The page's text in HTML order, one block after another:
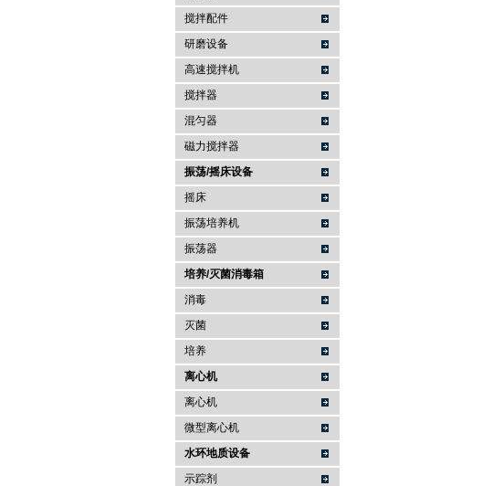
搅拌配件
研磨设备
高速搅拌机
搅拌器
混匀器
磁力搅拌器
振荡/摇床设备
摇床
振荡培养机
振荡器
培养/灭菌消毒箱
消毒
灭菌
培养
离心机
离心机
微型离心机
水环地质设备
示踪剂